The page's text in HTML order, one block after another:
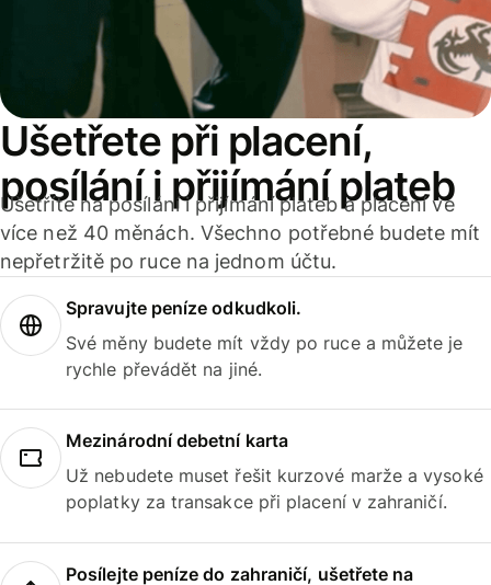
Ušetřete při placení,
posílání i přijímání plateb
Ušetříte na posílání i přijímání plateb a placení ve
více než 40 měnách. Všechno potřebné budete mít
nepřetržitě po ruce na jednom účtu.
Spravujte peníze odkudkoli.
Své měny budete mít vždy po ruce a můžete je
rychle převádět na jiné.
Mezinárodní debetní karta
Už nebudete muset řešit kurzové marže a vysoké
poplatky za transakce při placení v zahraničí.
Posílejte peníze do zahraničí, ušetřete na